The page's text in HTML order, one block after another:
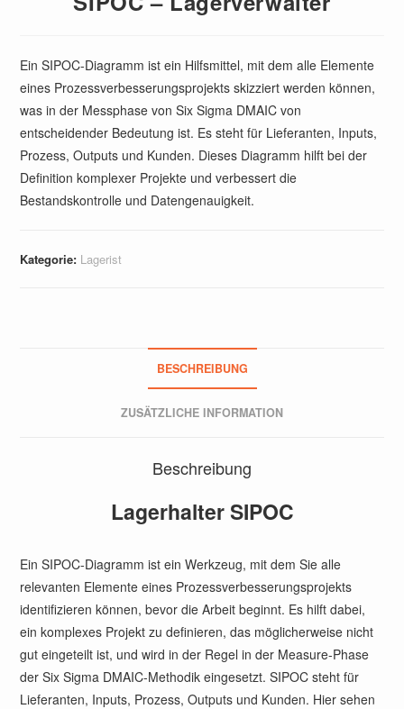
Ein SIPOC-Diagramm ist ein Hilfsmittel, mit dem alle Elemente
eines Prozessverbesserungsprojekts skizziert werden können,
was in der Messphase von Six Sigma DMAIC von
entscheidender Bedeutung ist. Es steht für Lieferanten, Inputs,
Prozess, Outputs und Kunden. Dieses Diagramm hilft bei der
Definition komplexer Projekte und verbessert die
Bestandskontrolle und Datengenauigkeit.
Kategorie: Lagerist
BESCHREIBUNG
ZUSÄTZLICHE INFORMATION
Beschreibung
Lagerhalter SIPOC
Ein SIPOC-Diagramm ist ein Werkzeug, mit dem Sie alle
relevanten Elemente eines Prozessverbesserungsprojekts
identifizieren können, bevor die Arbeit beginnt. Es hilft dabei,
ein komplexes Projekt zu definieren, das möglicherweise nicht
gut eingeteilt ist, und wird in der Regel in der Measure-Phase
der Six Sigma DMAIC-Methodik eingesetzt. SIPOC steht für
Lieferanten, Inputs, Prozess, Outputs und Kunden. Hier sehen